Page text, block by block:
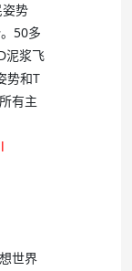
势
50多
泥浆飞
势和T
有主
世界